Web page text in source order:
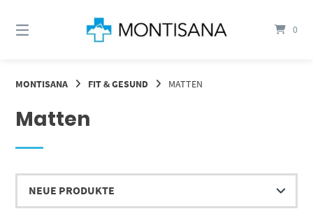
zum
0
MONTISANA FIT & GESUND MATTEN
Matten